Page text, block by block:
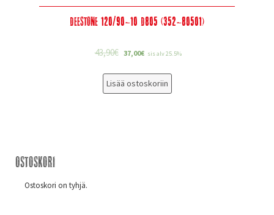
Deestone 120/90-10 D805 (352-80501)
43,90€ 37,00€ sis alv 25.5%
Lisää ostoskoriin
Ostoskori
Ostoskori on tyhjä.